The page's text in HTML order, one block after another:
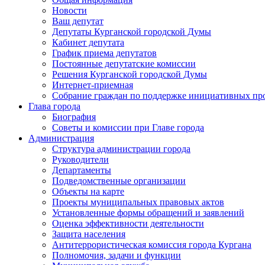
Новости
Ваш депутат
Депутаты Курганской городской Думы
Кабинет депутата
График приема депутатов
Постоянные депутатские комиссии
Решения Курганской городской Думы
Интернет-приемная
Собрание граждан по поддержке инициативных
Глава города
Биография
Советы и комиссии при Главе города
Администрация
Структура администрации города
Руководители
Департаменты
Подведомственные организации
Объекты на карте
Проекты муниципальных правовых актов
Установленные формы обращений и заявлений
Оценка эффективности деятельности
Защита населения
Антитеррористическая комиссия города Кургана
Полномочия, задачи и функции